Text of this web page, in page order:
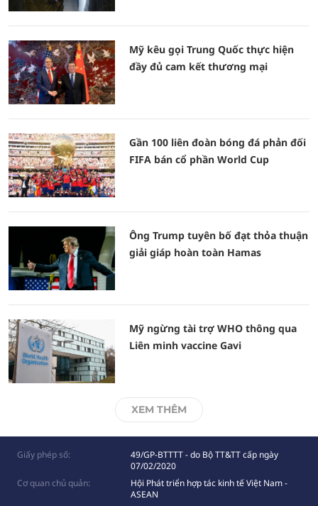
Mỹ kêu gọi Trung Quốc thực hiện
đầy đủ cam kết thương mại
Gần 100 liên đoàn bóng đá phản đối
FIFA bán cổ phần World Cup
Ông Trump tuyên bố đạt thỏa thuận
giải giáp hoàn toàn Hamas
Mỹ ngừng tài trợ WHO thông qua
Liên minh vaccine Gavi
XEM THÊM
Giấy phép số:
49/GP-BTTTT - do Bộ TT&TT cấp ngày
07/02/2020
Cơ quan chủ quản:
Hội Phát triển hợp tác kinh tế Việt Nam -
ASEAN